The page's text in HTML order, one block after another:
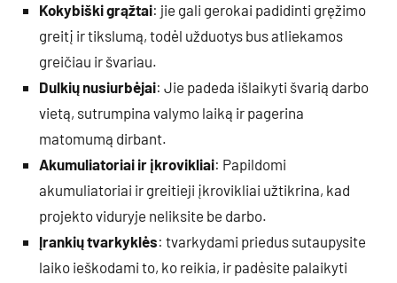
Kokybiški grąžtai: jie gali gerokai padidinti gręžimo
greitį ir tikslumą, todėl užduotys bus atliekamos
greičiau ir švariau.
Dulkių nusiurbėjai: Jie padeda išlaikyti švarią darbo
vietą, sutrumpina valymo laiką ir pagerina
matomumą dirbant.
Akumuliatoriai ir įkrovikliai: Papildomi
akumuliatoriai ir greitieji įkrovikliai užtikrina, kad
projekto viduryje neliksite be darbo.
Įrankių tvarkyklės: tvarkydami priedus sutaupysite
laiko ieškodami to, ko reikia, ir padėsite palaikyti